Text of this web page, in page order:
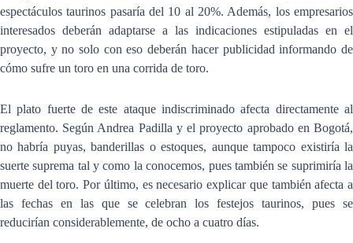
espectáculos taurinos pasaría del 10 al 20%. Además, los empresarios
interesados deberán adaptarse a las indicaciones estipuladas en el
proyecto, y no solo con eso deberán hacer publicidad informando de
cómo sufre un toro en una corrida de toro.
El plato fuerte de este ataque indiscriminado afecta directamente al
reglamento. Según Andrea Padilla y el proyecto aprobado en Bogotá,
no habría puyas, banderillas o estoques, aunque tampoco existiría la
suerte suprema tal y como la conocemos, pues también se suprimiría la
muerte del toro. Por último, es necesario explicar que también afecta a
las fechas en las que se celebran los festejos taurinos, pues se
reducirían considerablemente, de ocho a cuatro días.